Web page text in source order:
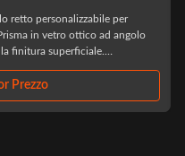
cristallo di vetro ottico prisma
spazio aereo, laLuce ottica
di segnalazione dei veicoli a
marcatura delle strutture a ...
Prezzo